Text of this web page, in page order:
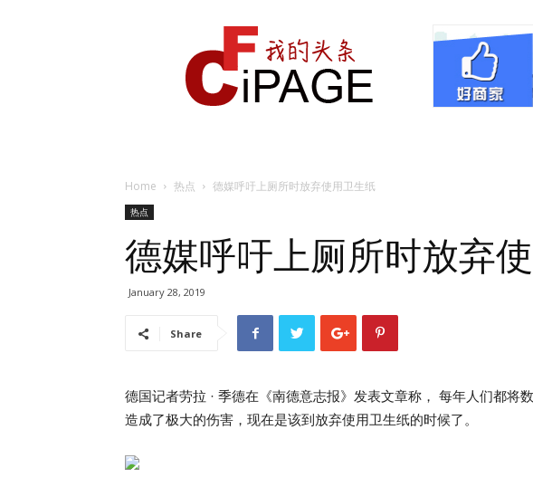
Home 热点 德媒呼吁上厕所时放弃使用卫生纸
热点
德媒呼吁上厕所时放弃
January 28, 2019
Share
德国记者劳拉 · 季德在《南德意志报》发表文章称， 每年人们都将
造成了极大的伤害，现在是该到放弃使用卫生纸的时候了。